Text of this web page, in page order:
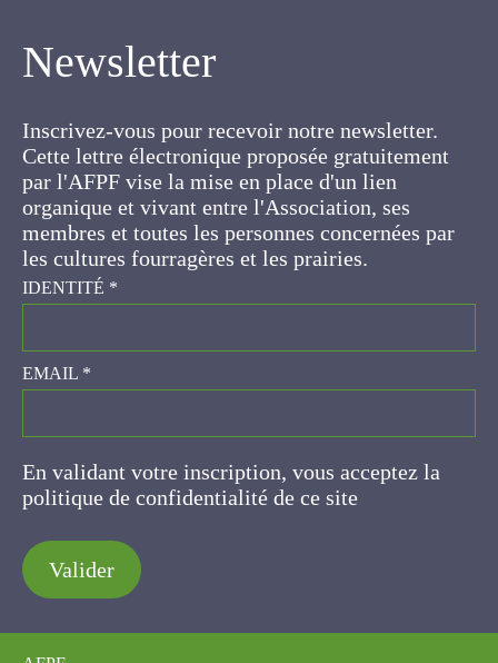
Newsletter
Cette lettre électronique proposée
gratuitement par l'AFPF vise la mise en place
d'un lien organique et vivant entre l'Association,
ses membres et toutes les personnes
concernées par les cultures fourragères et les
prairies.
IDENTITÉ*
EMAIL*
En validant votre inscription, vous acceptez la
politique de confidentialité de ce site
Valider